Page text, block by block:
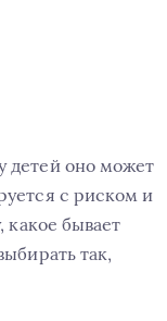
детей оно может
с риском и
какое бывает
так,